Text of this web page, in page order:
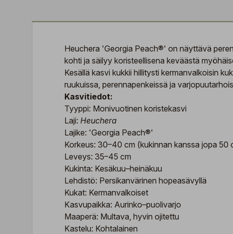
Heuchera 'Georgia Peach®' on näyttävä
kohti ja säilyy koristeellisena keväästä
Kesällä kasvi kukkii hillitysti kermanvalkoisin
ruukuissa, perennapenkeissä ja
Kasvitiedot:
Tyyppi: Monivuotinen koristekasvi
Laji: Heuchera
Lajike: 'Georgia Peach®'
Korkeus: 30–40 cm (kukinnan kanssa jopa 50
Leveys: 35–45 cm
Kukinta: Kesäkuu–heinäkuu
Lehdistö: Persikanvärinen hopeasävyllä
Kukat: Kermanvalkoiset
Kasvupaikka: Aurinko–puolivarjo
Maaperä: Multava, hyvin ojitettu
Kastelu: Kohtalainen